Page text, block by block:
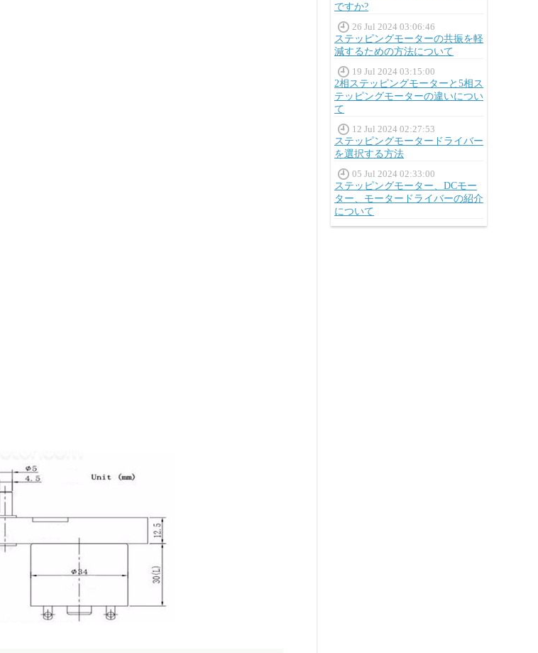
ですか?
26 Jul 2024 03:06:46
ステッピングモーターの共振を軽
減するための方法について
19 Jul 2024 03:15:00
2相ステッピングモーターと5相ス
テッピングモーターの違いについ
て
12 Jul 2024 02:27:53
ステッピングモータードライバー
を選択する方法
05 Jul 2024 02:33:00
ステッピングモーター、DCモー
ター、モータードライバーの紹介
について